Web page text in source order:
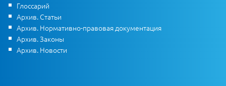
Глоссарий
Архив. Статьи
Архив. Нормативно-правовая документация
Архив. Законы
Архив. Новости